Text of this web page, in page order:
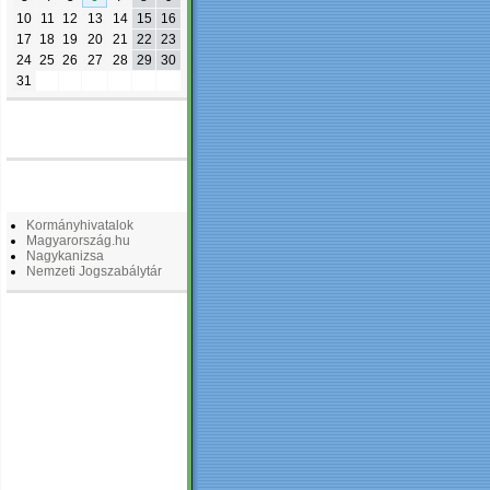
10
11 12 13 14 15
16
17
18 19 20 21 22
23
24 25 26 27 28 29
30
31
Kormányhivatalok
Magyarország.hu
Nagykanizsa
Nemzeti Jogszabálytár